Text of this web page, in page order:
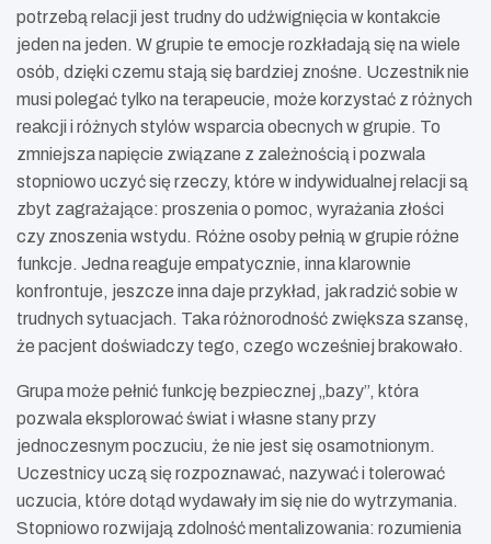
potrzebą relacji jest trudny do udźwignięcia w kontakcie
jeden na jeden. W grupie te emocje rozkładają się na wiele
osób, dzięki czemu stają się bardziej znośne. Uczestnik nie
musi polegać tylko na terapeucie, może korzystać z różnych
reakcji i różnych stylów wsparcia obecnych w grupie. To
zmniejsza napięcie związane z zależnością i pozwala
stopniowo uczyć się rzeczy, które w indywidualnej relacji są
zbyt zagrażające: proszenia o pomoc, wyrażania złości
czy znoszenia wstydu. Różne osoby pełnią w grupie różne
funkcje. Jedna reaguje empatycznie, inna klarownie
konfrontuje, jeszcze inna daje przykład, jak radzić sobie w
trudnych sytuacjach. Taka różnorodność zwiększa szansę,
że pacjent doświadczy tego, czego wcześniej brakowało.
Grupa może pełnić funkcję bezpiecznej „bazy”, która
pozwala eksplorować świat i własne stany przy
jednoczesnym poczuciu, że nie jest się osamotnionym.
Uczestnicy uczą się rozpoznawać, nazywać i tolerować
uczucia, które dotąd wydawały im się nie do wytrzymania.
Stopniowo rozwijają zdolność mentalizowania: rozumienia